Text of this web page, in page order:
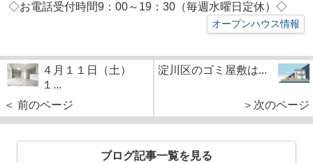
◇お電話受付時間9：00～19：30（毎週水曜日定休）◇
オープンハウス情報
４月１１日（土）
１...
＜ 前のページ
淀川区のゴミ屋敷は...
＞次のページ
ブログ記事一覧を見る